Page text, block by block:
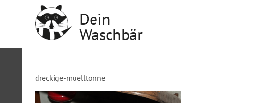
Dein
Waschbär
dreckige-muelltonne